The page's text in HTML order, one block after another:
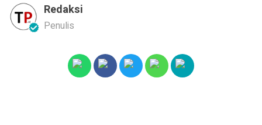
Redaksi
Penulis